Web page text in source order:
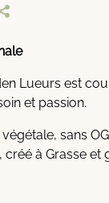
Lueurs est
et passion.
sans
à Grasse et